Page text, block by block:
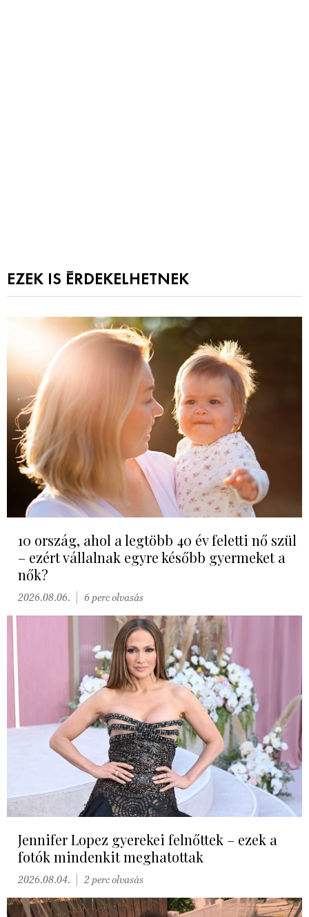
EZEK IS ÉRDEKELHETNEK
10 ország, ahol a legtöbb 40 év feletti nő szül
– ezért vállalnak egyre később gyermeket a
nők?
2026.08.06. 6 perc olvasás
Jennifer Lopez gyerekei felnőttek – ezek a
fotók mindenkit meghatottak
2026.08.04. 2 perc olvasás